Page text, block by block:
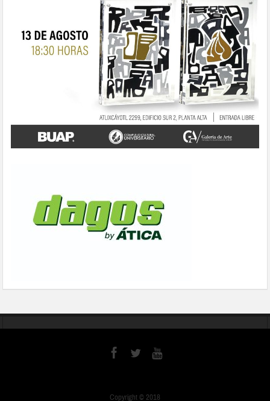
Copyright © 2018